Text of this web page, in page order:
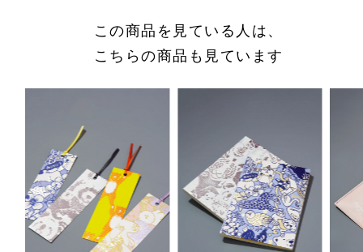
ショッピングガイドはこちら
サイズをお悩みの方へ
この商品を見ている人は、
こちらの商品も見ています